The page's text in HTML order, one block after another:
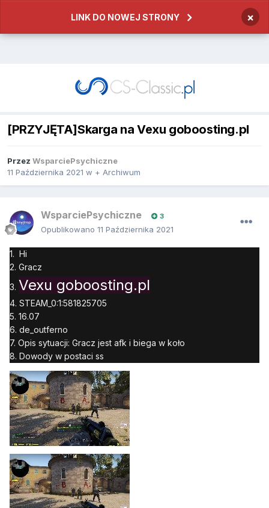
LINK DO NOWEJ STRONY ×
[PRZYJĘTA]Skarga na Vexu goboosting.pl
Przez WsparciePsychiczne
11 Października 2021 w + Archiwum
WsparciePsychiczne 3
Opublikowano 11 Października 2021
1. Hi
2. Gracz
3. Vexu goboosting.pl
4. STEAM_0:1:581825705
5. 16.07
6. de_outferno
7. Opis sytuacji: Gracz jest afk i biega w koło
8. Dowody w postaci ss